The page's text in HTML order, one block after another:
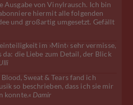
Ausgabe von Vinylrausch. Ich bin
hiermit alle folgenden
und großartig umgesetzt. Gefällt
im ›Mint‹ sehr vermisse,
die Liebe zum Detail, der Blick
Sweat & Tears fand ich
so beschrieben, dass ich sie mir
konnte.« Damir